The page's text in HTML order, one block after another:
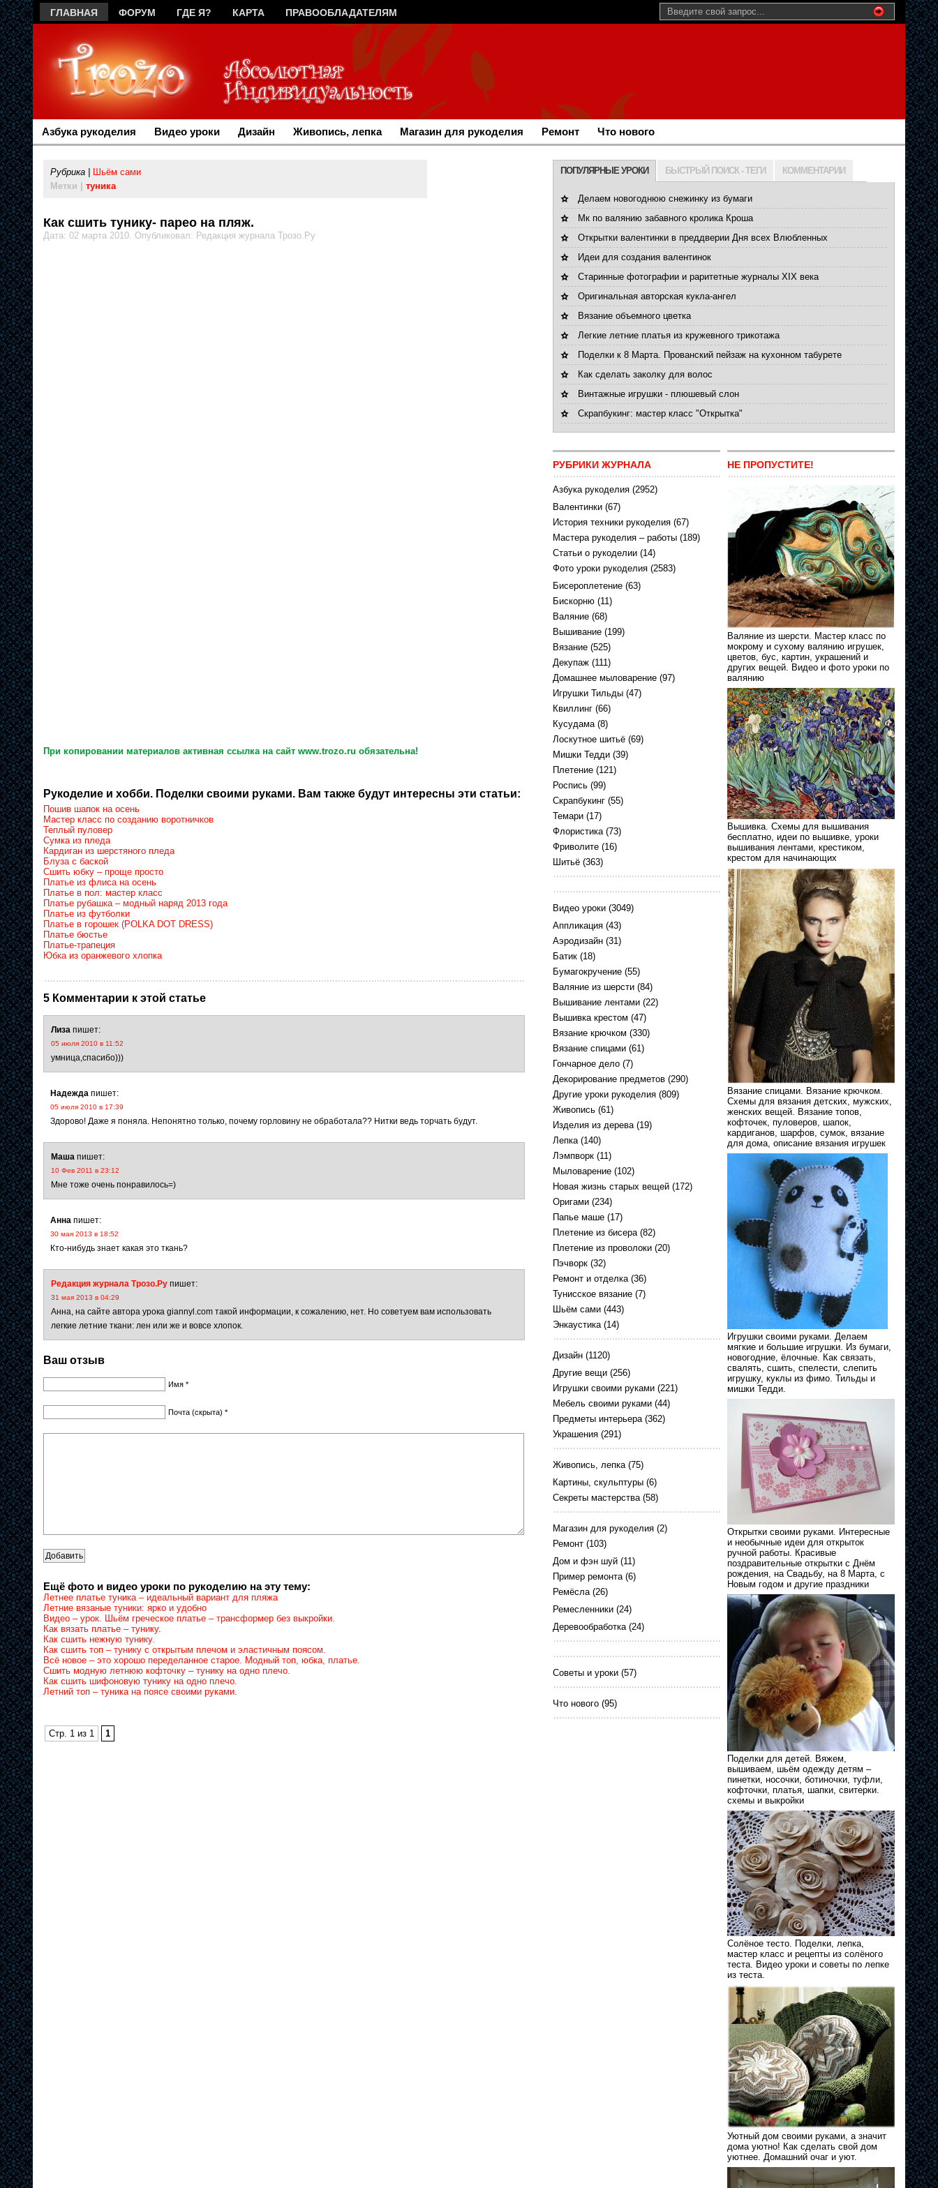
ГЛАВНАЯ ФОРУМ ГДЕ Я? КАРТА
ПРАВООБЛАДАТЕЛЯМ
Азбука рукоделия Видео уроки Дизайн Живопись, лепка Магазин для рукоделия Ремонт Что нового
Рубрика |
Шьём сами
Метки | туника
Как сшить тунику- парео на пляж.
Дата: 02 марта 2010. Опубликовал: Редакция журнала Трозо.Ру
При копировании материалов активная ссылка на сайт www.trozo.ru обязательна!
Рукоделие и хобби. Поделки своими руками. Вам также будут интересны эти статьи:
Пошив шапок на осень
Мастер класс по созданию воротничков
Теплый пуловер
Сумка из пледа
Кардиган из шерстяного пледа
Блуза с баской
Сшить юбку – проще просто
Платье из флиса на осень
Платье в пол: мастер класс
Платье рубашка – модный наряд 2013 года
Платье из футболки
Платье в горошек (POLKA DOT DRESS)
Платье бюстье
Платье-трапеция
Юбка из оранжевого хлопка
5 Комментарии к этой статье
Лиза пишет:
05 июля 2010 в 11:52
умница,спасибо)))
Надежда пишет:
05 июля 2010 в 17:39
Здорово! Даже я поняла. Непонятно только, почему горловину не обработала?? Нитки ведь торчать будут.
Маша пишет:
10 Фев 2011 в 23:12
Мне тоже очень понравилось=)
Анна пишет:
30 мая 2013 в 18:52
Кто-нибудь знает какая это ткань?
Редакция журнала Трозо.Ру пишет:
31 мая 2013 в 04:29
Анна, на сайте автора урока giannyl.com такой информации, к сожалению, нет. Но советуем вам использовать
легкие летние ткани: лен или же и вовсе хлопок.
Ваш отзыв
Имя *
Почта (скрыта) *
Ещё фото и видео уроки по рукоделию на эту тему:
Летнее платье туника – идеальный вариант для пляжа
Летние вязаные туники: ярко и удобно
Видео – урок. Шьём греческое платье – трансформер без выкройки.
Как вязать платье – тунику.
Как сшить нежную тунику.
Как сшить топ – тунику с открытым плечом и эластичным поясом.
Всё новое – это хорошо переделанное старое. Модный топ, юбка, платье.
Сшить модную летнюю кофточку – тунику на одно плечо.
Как сшить шифоновую тунику на одно плечо.
Летний топ – туника на поясе своими руками.
Стр. 1 из 1 1
ПОПУЛЯРНЫЕ УРОКИ БЫСТРЫЙ ПОИСК - ТЕГИ КОММЕНТАРИИ
Делаем новогоднюю снежинку из бумаги
Мк по валянию забавного кролика Кроша
Открытки валентинки в преддверии Дня всех Влюбленных
Идеи для создания валентинок
Старинные фотографии и раритетные журналы XIX века
Оригинальная авторская кукла-ангел
Вязание объемного цветка
Легкие летние платья из кружевного трикотажа
Поделки к 8 Марта. Прованский пейзаж на кухонном табурете
Как сделать заколку для волос
Винтажные игрушки - плюшевый слон
Скрапбукинг: мастер класс "Открытка"
РУБРИКИ ЖУРНАЛА
Азбука рукоделия (2952)
Валентинки (67)
История техники рукоделия (67)
Мастера рукоделия – работы (189)
Статьи о рукоделии (14)
Фото уроки рукоделия (2583)
Бисероплетение (63)
Бискорню (11)
Валяние (68)
Вышивание (199)
Вязание (525)
Декупаж (111)
Домашнее мыловарение (97)
Игрушки Тильды (47)
Квиллинг (66)
Кусудама(8)
Лоскутное шитьё (69)
Мишки Тедди (39)
Плетение (121)
Роспись (99)
Скрапбукинг (55)
Темари (17)
Флористика(73)
Фриволите (16)
Шитьё (363)
Видео уроки (3049)
Аппликация (43)
Аэродизайн (31)
Батик (18)
Бумагокручение (55)
Валяние из шерсти (84)
Вышивание лентами (22)
Вышивка крестом (47)
Вязание крючком (330)
Вязание спицами (61)
Гончарное дело (7)
Декорирование предметов (290)
Другие уроки рукоделия (809)
Живопись (61)
Изделия из дерева(19)
Лепка(140)
Лэмпворк (11)
Мыловарение (102)
Новая жизнь старых вещей (172)
Оригами (234)
Папье маше (17)
Плетение из бисера(82)
Плетение из проволоки (20)
Пэчворк (32)
Ремонт и отделка(36)
Тунисское вязание (7)
Шьём сами (443)
Энкаустика(14)
Дизайн (1120)
Другие вещи (256)
Игрушки своими руками (221)
Мебель своими руками (44)
Предметы интерьера(362)
Украшения (291)
Живопись, лепка(75)
Картины, скульптуры (6)
Секреты мастерства(58)
Магазин для рукоделия (2)
Ремонт (103)
Дом и фэн шуй (11)
Пример ремонта(6)
Ремёсла(26)
Ремесленники (24)
Деревообработка(24)
Советы и уроки (57)
Что нового (95)
НЕ ПРОПУСТИТЕ!
Валяние из шерсти. Мастер класс по
мокрому и сухому валянию игрушек,
цветов, бус, картин, украшений и
других вещей. Видео и фото уроки по
валянию
Вышивка. Схемы для вышивания
бесплатно, идеи по вышивке, уроки
вышивания лентами, крестиком,
крестом для начинающих
Вязание спицами. Вязание крючком.
Схемы для вязания детских, мужских,
женских вещей. Вязание топов,
кофточек, пуловеров, шапок,
кардиганов, шарфов, сумок, вязание
для дома, описание вязания игрушек
Игрушки своими руками. Делаем
мягкие и большие игрушки. Из бумаги,
новогодние, ёлочные. Как связать,
свалять, сшить, спелести, слепить
игрушку, куклы из фимо. Тильды и
мишки Тедди.
Открытки своими руками. Интересные
и необычные идеи для открыток
ручной работы. Красивые
поздравительные открытки с Днём
рождения, на Свадьбу, на 8 Марта, с
Новым годом и другие праздники
Поделки для детей. Вяжем,
вышиваем, шьём одежду детям –
пинетки, носочки, ботиночки, туфли,
кофточки, платья, шапки, свитерки.
схемы и выкройки
Солёное тесто. Поделки, лепка,
мастер класс и рецепты из солёного
теста. Видео уроки и советы по лепке
из теста.
Уютный дом своими руками, а значит
дома уютно! Как сделать свой дом
уютнее. Домашний очаг и уют.